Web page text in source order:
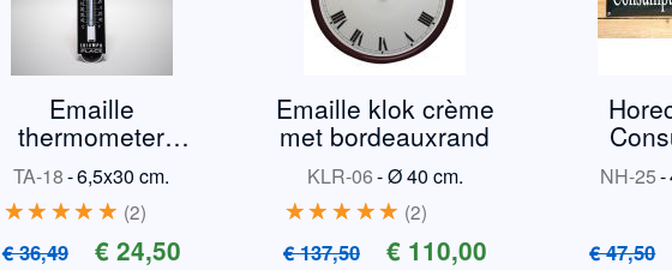
Emaille
thermometer
Triumph TR3
TA-18-6,5x30 cm.
2
€ 36,49 € 24,50
Emaille klok crème
met bordeauxrand
KLR-06-Ø 40 cm.
2
€ 137,50 € 110,00
NH-25-
€ 47,50